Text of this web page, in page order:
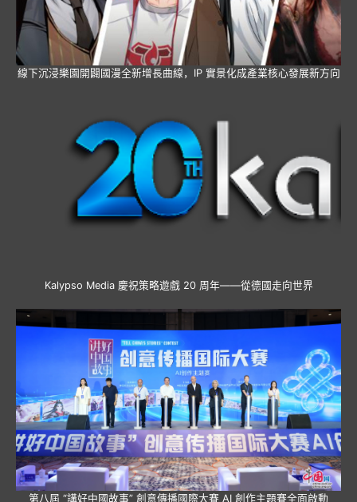
線下沉浸樂園開闢國漫全新增長曲線，IP 實景化成產業核心發展新方向
Kalypso Media 慶祝策略遊戲 20 周年——從德國走向世界
第八屆 “講好中國故事” 創意傳播國際大賽 AI 創作主題賽全面啟動